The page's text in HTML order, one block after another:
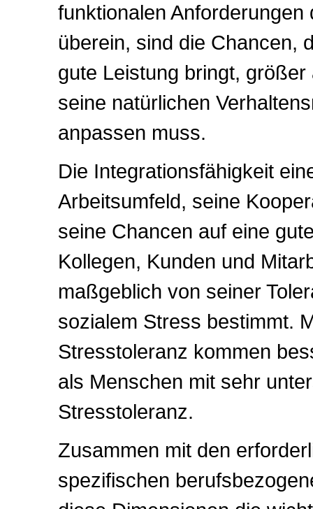
funktionalen Anforderungen
überein, sind die Chancen,
gute Leistung bringt,
seine natürlichen
anpassen muss.
Die Integrationsfähigkeit
Arbeitsumfeld, seine
seine Chancen auf eine
Kollegen, Kunden und
maßgeblich von seiner
sozialem Stress bestimmt.
Stresstoleranz kommen
als Menschen mit sehr
Stresstoleranz.
Zusammen mit den
spezifischen